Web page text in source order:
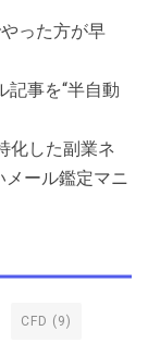
った方が早
記事を“半自動
化した副業ネ
メール鑑定マニ
CFD (9)